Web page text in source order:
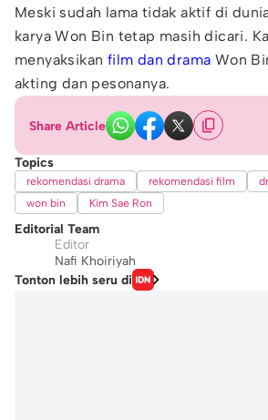
Meski sudah lama tidak aktif di
karya Won Bin tetap masih dicari.
menyaksikan film dan drama Won
akting dan pesonanya.
Share Article
Topics
rekomendasi drama rekomendasi film
won bin
Kim Sae Ron
Editorial Team
Editor
Nafi Khoiriyah
Tonton lebih seru di